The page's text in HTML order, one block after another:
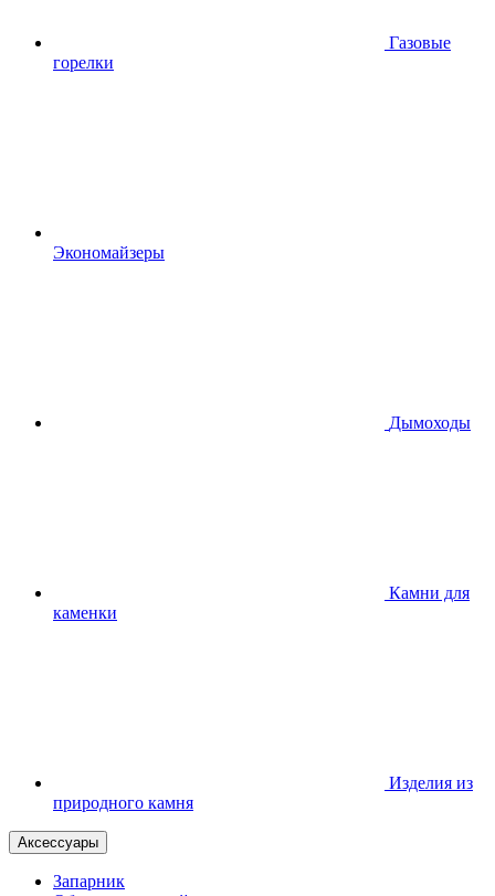
Газовые
горелки
Экономайзеры
Дымоходы
Камни для
каменки
Изделия из
природного камня
Аксессуары
Запарник